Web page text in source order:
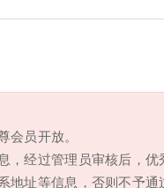
员开放。
经过管理员审核后，优
址等信息，否则不予通